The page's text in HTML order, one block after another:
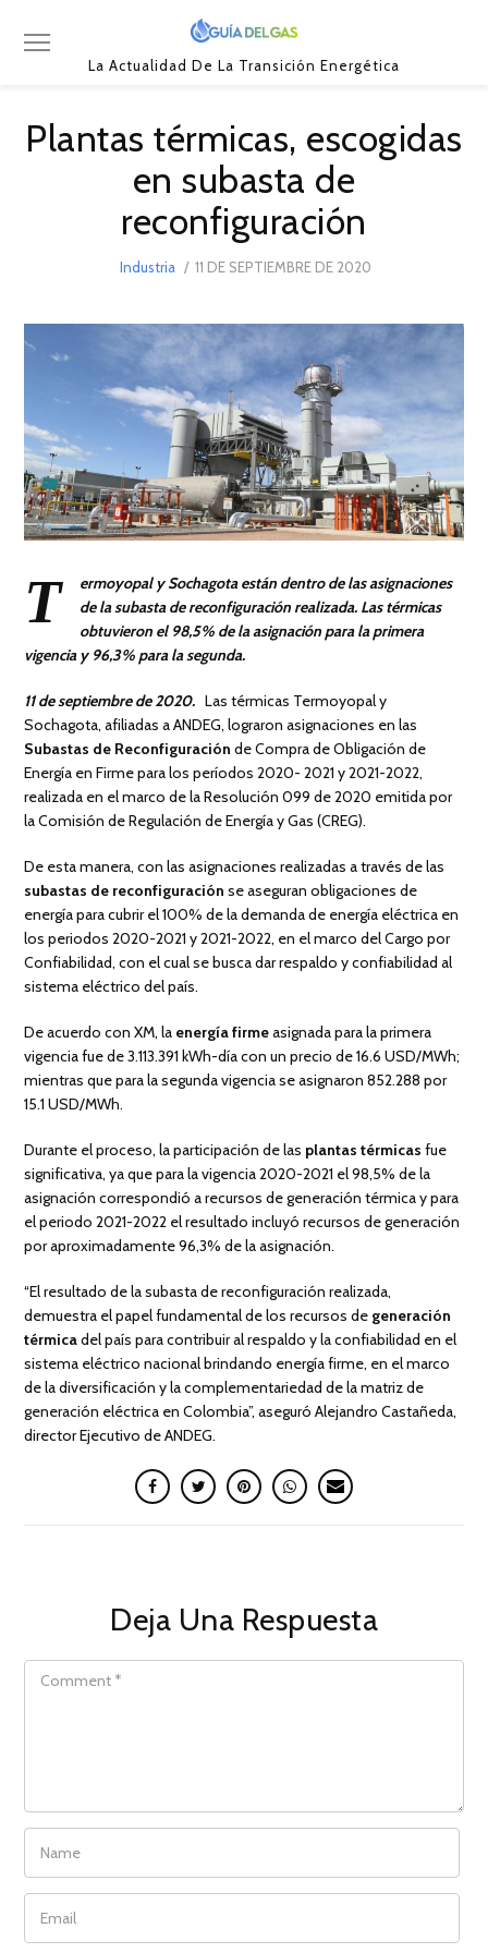
La Actualidad De La Transición Energética
Plantas térmicas, escogidas
en subasta de
reconfiguración
Industria
POSTED
11 DE SEPTIEMBRE DE 2020
2020
T
ermoyopal y Sochagota están dentro de las asignaciones
de la subasta de reconfiguración realizada. Las térmicas
obtuvieron el 98,5% de la asignación para la primera
vigencia y 96,3% para la segunda.
11 de septiembre de 2020. Las térmicas Termoyopal y
Sochagota, afiliadas a ANDEG, lograron asignaciones en las
Subastas de Reconfiguración de Compra de Obligación de
Energía en Firme para los períodos 2020- 2021 y 2021-2022,
realizada en el marco de la Resolución 099 de 2020 emitida por
la Comisión de Regulación de Energía y Gas (CREG).
De esta manera, con las asignaciones realizadas a través de las
subastas de reconfiguración se aseguran obligaciones de
energía para cubrir el 100% de la demanda de energía eléctrica en
los periodos 2020-2021 y 2021-2022, en el marco del Cargo por
Confiabilidad, con el cual se busca dar respaldo y confiabilidad al
sistema eléctrico del país.
De acuerdo con XM, la energía firmeasignada para la primera
vigencia fue de 3.113.391 kWh-día con un precio de 16.6 USD/MWh;
mientras que para la segunda vigencia se asignaron 852.288 por
15.1 USD/MWh.
Durante el proceso, la participación de las plantas térmicas fue
significativa, ya que para la vigencia 2020-2021 el 98,5% de la
asignación correspondió a recursos de generación térmica y para
el periodo 2021-2022 el resultado incluyó recursos de generación
por aproximadamente 96,3% de la asignación.
“El resultado de la subasta de reconfiguración realizada,
demuestra el papel fundamental de los recursos de generación
térmicadel país para contribuir al respaldo y la confiabilidad en el
sistema eléctrico nacional brindando energía firme, en el marco
de la diversificación y la complementariedad de la matriz de
generación eléctrica en Colombia”, aseguró Alejandro Castañeda,
director Ejecutivo de ANDEG.
Deja Una Respuesta
COMMENT
NAME
EMAIL